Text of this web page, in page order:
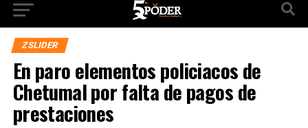
ZSLIDER
En paro elementos policiacos de
Chetumal por falta de pagos de
prestaciones